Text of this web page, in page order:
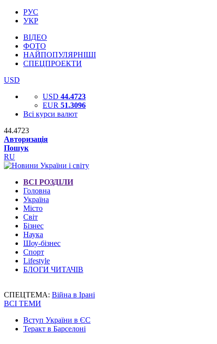
РУС
УКР
ВІДЕО
ФОТО
НАЙПОПУЛЯРНІШІ
СПЕЦПРОЕКТИ
USD
USD 44.4723
EUR 51.3096
Всі курси валют
44.4723
Авторизація
Пошук
RU
ВСІ РОЗДІЛИ
Головна
Україна
Місто
Світ
Бізнес
Наука
Шоу-бізнес
Спорт
Lifestyle
БЛОГИ ЧИТАЧІВ
СПЕЦТЕМА: Війна в Ірані
ВСІ ТЕМИ
Вступ України в ЄС
Теракт в Барселоні